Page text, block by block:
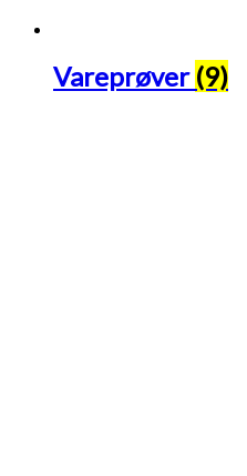
Vareprøver (9)